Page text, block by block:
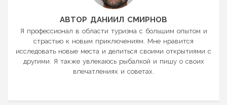
АВТОР ДАНИИЛ СМИРНОВ
Я профессионал в области туризма с большим опытом и
страстью к новым приключениям. Мне нравится
исследовать новые места и делиться своими открытиями с
другими. Я также увлекаюсь рыбалкой и пишу о своих
впечатлениях и советах.